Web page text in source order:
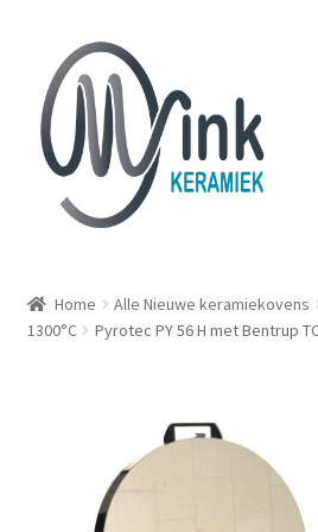
Ga door naar navigatie
Ga naar de inhoud
WIERINGERWERF
Home Alle Nieuwe keramiekovens
1300°C
Pyrotec PY 56 H met Bentrup